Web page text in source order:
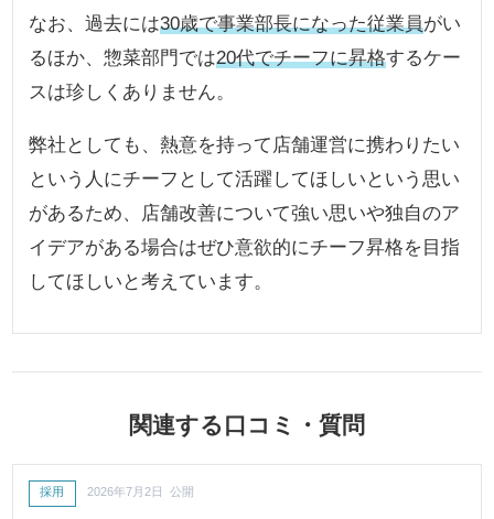
なお、過去には30歳で事業部長になった従業員がい
るほか、惣菜部門では20代でチーフに昇格するケー
スは珍しくありません。
弊社としても、熱意を持って店舗運営に携わりたい
という人にチーフとして活躍してほしいという思い
があるため、店舗改善について強い思いや独自のア
イデアがある場合はぜひ意欲的にチーフ昇格を目指
してほしいと考えています。
関連する口コミ・質問
採用 2026年7月2日 公開